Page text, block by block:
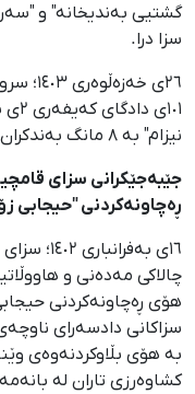
سزا درا.
٢٦ی
نیزام" بە ٨ مانگ بەندکران سزا درا.
جێبەجێکرانی سزای
ڕەچاونەکردنی "حیجابی
چالاکی مەدەنی و
هۆی ڕەچاونەکردنی
بە هۆی بڵاوکردنەوەی